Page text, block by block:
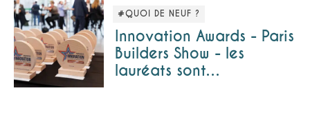
#QUOI DE NEUF ?
Innovation Awards - Paris
Builders Show - les
lauréats sont…